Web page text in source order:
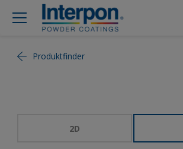
Produktfinder
2D